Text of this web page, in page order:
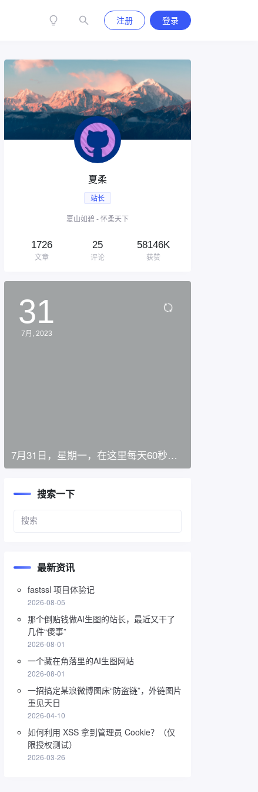
注册 登录
夏柔
站长
夏山如碧 - 怀柔天下
1726
文章
25
评论
58146K
获赞
31
7月, 2023
7月31日，星期一，在这里每天60秒读
懂世界！
搜索一下
最新资讯
fastssl 项目体验记
2026-08-05
那个倒贴钱做AI生图的站长，最近又干了
几件“傻事”
2026-08-01
一个藏在角落里的AI生图网站
2026-08-01
一招搞定某浪微博图床“防盗链”，外链图片
重见天日
2026-04-10
如何利用 XSS 拿到管理员 Cookie？（仅
限授权测试）
2026-03-26